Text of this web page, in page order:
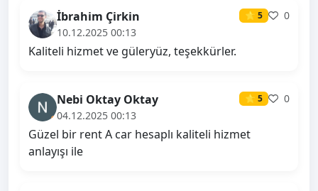
İbrahim Çirkin ⭐ 5
0
10.12.2025 00:13
Kaliteli hizmet ve güleryüz, teşekkürler.
Nebi Oktay Oktay ⭐ 5
0
04.12.2025 00:13
Güzel bir rent A car hesaplı kaliteli hizmet
anlayışı ile